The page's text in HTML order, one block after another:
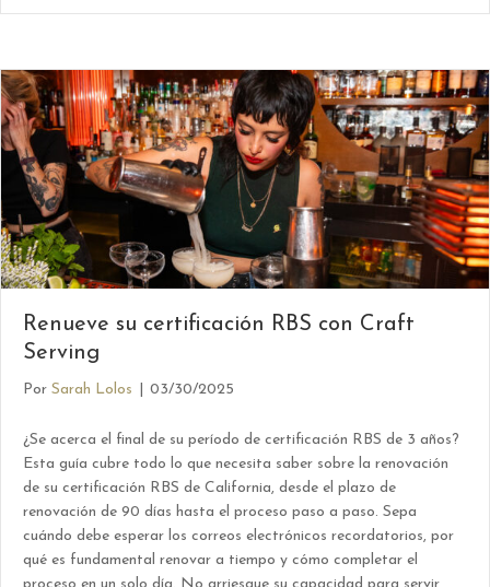
Renueve su certificación RBS con Craft
Serving
Por Sarah Lolos 03/30/2025
¿Se acerca el final de su período de certificación RBS de 3 años?
Esta guía cubre todo lo que necesita saber sobre la renovación
de su certificación RBS de California, desde el plazo de
renovación de 90 días hasta el proceso paso a paso. Sepa
cuándo debe esperar los correos electrónicos recordatorios, por
qué es fundamental renovar a tiempo y cómo completar el